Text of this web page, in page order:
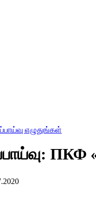
எழுதுங்கள்
ПКФ